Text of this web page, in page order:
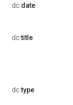
dc:date
dc:title
dc:type